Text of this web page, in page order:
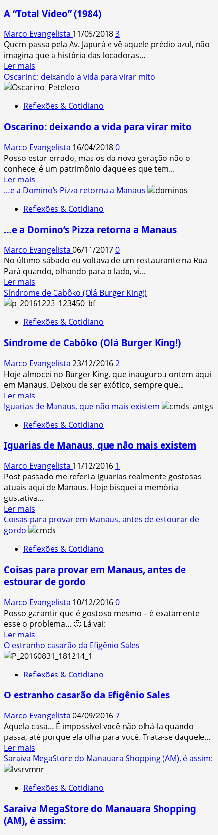
do
Jaz
A “Total Vídeo” (1984)
Marco Evangelista 11/05/20183
Quem passa pela Av. Japurá e vê aquele prédio azul, não
imagina que a história das locadoras...
Ler mais
more
about
“Total
(1984)
Oscarino: deixando a vida para virar mito
Reflexões & Cotidiano
Oscarino: deixando a vida para virar mito
Marco Evangelista 16/04/20180
Posso estar errado, mas os da nova geração não o
conhece; é um patrimônio daqueles que tem...
Ler mais
more
Oscarino:
a
para
virar
mito
…e a Domino’s Pizza retorna a Manaus
Reflexões & Cotidiano
…e a Domino’s Pizza retorna a Manaus
Marco Evangelista 06/11/20170
No último sábado eu voltava de um restaurante na Rua
Pará quando, olhando para o lado, vi...
Ler mais
more
about
e
Domino’s
retorna
a
Manaus
Síndrome de Cabôko (Olá Burger King!)
Reflexões & Cotidiano
Síndrome de Cabôko (Olá Burger King!)
Marco Evangelista 23/12/20162
Hoje almocei no Burger King, que inaugurou ontem aqui
em Manaus. Deixou de ser exótico, sempre que...
Ler mais
more
Síndrome
Cabôko
Burger
King!)
Iguarias de Manaus, que não mais existem
Reflexões & Cotidiano
Iguarias de Manaus, que não mais existem
Marco Evangelista 11/12/2016 1
Post passado me referi a iguarias realmente gostosas
atuais aqui de Manaus. Hoje bisquei a memória
gustativa...
Ler mais
more
about
de
que
não
existem
Coisas para provar em Manaus, antes de estourar de
gordo
Reflexões & Cotidiano
Coisas para provar em Manaus, antes de
estourar de gordo
Marco Evangelista 10/12/20160
Posso garantir que é gostoso mesmo – é exatamente
esse o problema… 🙂 Lá vai:
Ler mais
more
about
para
em
antes
de
estourar
de
gordo
O estranho casarão da Efigênio Sales
Reflexões & Cotidiano
O estranho casarão da Efigênio Sales
Marco Evangelista 04/09/20167
Aquela casa… É impossível você não olhá-la quando
passa, até porque ela olha para você. Trata-se daquele...
Ler mais
more
about
estranho
da
Efigênio
Saraiva MegaStore do Manauara Shopping (AM), é assim:
Reflexões & Cotidiano
Saraiva MegaStore do Manauara Shopping
(AM), é assim: